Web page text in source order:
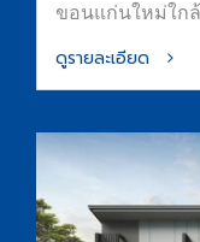
ขอนแก่นใหม่ใก
พื้นที่อยู่อาศัยที่ส
ฟิตเนส และ Co-
ทำเลใจกลางเมื
ดูรายละเอียด